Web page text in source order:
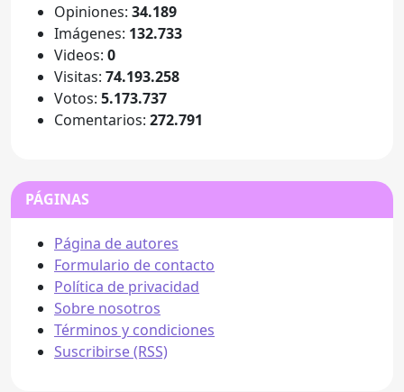
Opiniones: 34.189
Imágenes: 132.733
Videos: 0
Visitas: 74.193.258
Votos: 5.173.737
Comentarios: 272.791
PÁGINAS
Página de autores
Formulario de contacto
Política de privacidad
Sobre nosotros
Términos y condiciones
Suscribirse (RSS)